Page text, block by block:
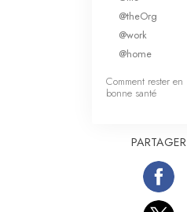
@theOrg
@work
@home
Comment rester en
bonne santé
PARTAGER